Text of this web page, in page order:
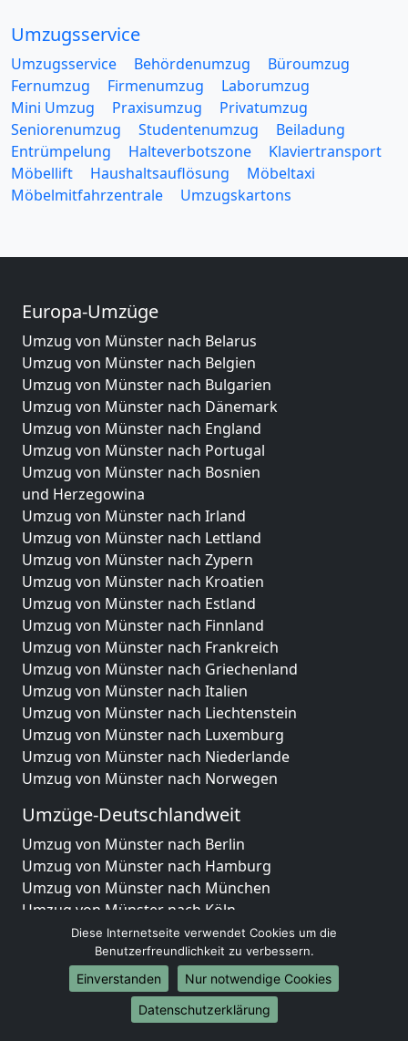
Umzugsservice
Umzugsservice Behördenumzug
Büroumzug
Fernumzug
Firmenumzug
Laborumzug
Mini Umzug
Praxisumzug
Privatumzug
Seniorenumzug
Studentenumzug
Beiladung
Entrümpelung
Halteverbotszone
Klaviertransport
Möbellift
Haushaltsauflösung
Möbeltaxi
Möbelmitfahrzentrale
Umzugskartons
Europa-Umzüge
Umzug von Münster nach Belarus
Umzug von Münster nach Belgien
Umzug von Münster nach Bulgarien
Umzug von Münster nach Dänemark
Umzug von Münster nach England
Umzug von Münster nach Portugal
Umzug von Münster nach Bosnien
und Herzegowina
Umzug von Münster nach Irland
Umzug von Münster nach Lettland
Umzug von Münster nach Zypern
Umzug von Münster nach Kroatien
Umzug von Münster nach Estland
Umzug von Münster nach Finnland
Umzug von Münster nach Frankreich
Umzug von Münster nach Griechenland
Umzug von Münster nach Italien
Umzug von Münster nach Liechtenstein
Umzug von Münster nach Luxemburg
Umzug von Münster nach Niederlande
Umzug von Münster nach Norwegen
Umzüge-Deutschlandweit
Umzug von Münster nach Berlin
Umzug von Münster nach Hamburg
Umzug von Münster nach München
Umzug von Münster nach Köln
Umzug von Münster nach Frankfurt am Main
Umzug von Münster nach Stuttgart
Umzug von Münster nach Düsseldorf
Umzug von Münster nach Leipzig
Umzug von Münster nach Dortmund
Diese Internetseite verwendet Cookies um die
Benutzerfreundlichkeit zu verbessern.
Einverstanden
Nur notwendige Cookies
Datenschutzerklärung